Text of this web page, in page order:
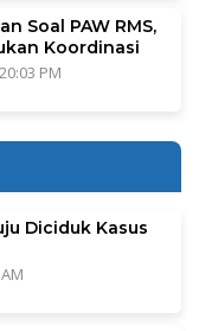
Soal PAW RMS,
Koordinasi
PM
Diciduk Kasus